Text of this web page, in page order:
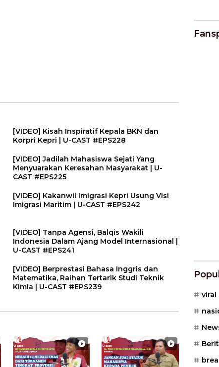
[VIDEO] Kisah Inspiratif Kepala BKN dan
Korpri Kepri | U-CAST #EPS228
[VIDEO] Jadilah Mahasiswa Sejati Yang
Menyuarakan Keresahan Masyarakat | U-
CAST #EPS225
[VIDEO] Kakanwil Imigrasi Kepri Usung Visi
Imigrasi Maritim | U-CAST #EPS242
[VIDEO] Tanpa Agensi, Balqis Wakili
Indonesia Dalam Ajang Model Internasional |
U-CAST #EPS241
[VIDEO] Berprestasi Bahasa Inggris dan
Matematika, Raihan Tertarik Studi Teknik
Kimia | U-CAST #EPS239
viral